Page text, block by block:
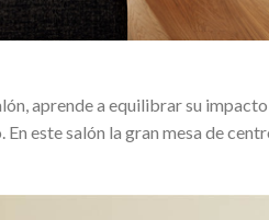
aprende a equilibrar su
este salón la gran mesa de